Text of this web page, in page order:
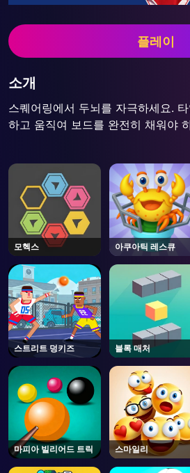
플레이
소개
스퀘어링에서 두뇌를 자극하세요.
하고 움직여 보드를 완전히 채워야
모헥스 아쿠아틱 레스큐
스트리트 덩키즈 블록 매처
마피아 빌리어드 트릭 스마일리